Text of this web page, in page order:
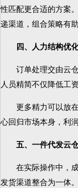
性匹配更合适的方案
递渠道，组合策略有
四、人力结构优化
订单处理交由云仓
人员精简不仅降低工
更多精力可以放在
心回归市场本身，利
五、一件代发云仓
在实际操作中，成
发货渠道整合为一体